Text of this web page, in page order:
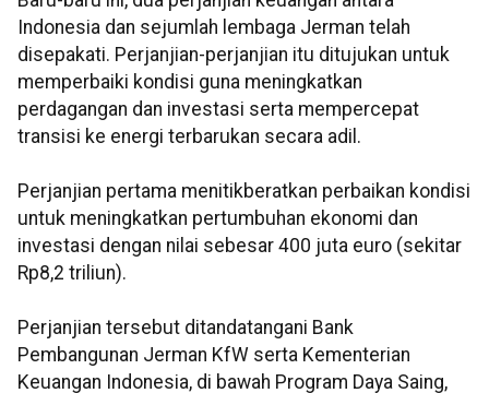
Indonesia dan sejumlah lembaga Jerman telah
disepakati. Perjanjian-perjanjian itu ditujukan untuk
memperbaiki kondisi guna meningkatkan
perdagangan dan investasi serta mempercepat
transisi ke energi terbarukan secara adil.
Perjanjian pertama menitikberatkan perbaikan kondisi
untuk meningkatkan pertumbuhan ekonomi dan
investasi dengan nilai sebesar 400 juta euro (sekitar
Rp8,2 triliun).
Perjanjian tersebut ditandatangani Bank
Pembangunan Jerman KfW serta Kementerian
Keuangan Indonesia, di bawah Program Daya Saing,